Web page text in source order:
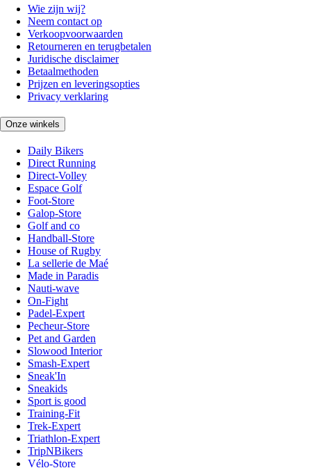
Wie zijn wij?
Neem contact op
Verkoopvoorwaarden
Retourneren en terugbetalen
Juridische disclaimer
Betaalmethoden
Prijzen en leveringsopties
Privacy verklaring
Onze winkels
Daily Bikers
Direct Running
Direct-Volley
Espace Golf
Foot-Store
Galop-Store
Golf and co
Handball-Store
House of Rugby
La sellerie de Maé
Made in Paradis
Nauti-wave
On-Fight
Padel-Expert
Pecheur-Store
Pet and Garden
Slowood Interior
Smash-Expert
Sneak'In
Sneakids
Sport is good
Training-Fit
Trek-Expert
Triathlon-Expert
TripNBikers
Vélo-Store